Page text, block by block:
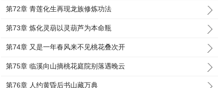
第72章 青莲化生再现龙族修炼功法
第73章 炼化灵葫以灵葫芦为本命瓶
第74章 又是一年春风来不见桃花叠次开
第75章 临溪向山摘桃花庭院别落遇晚云
第76章 人约黄昏后书山藏万典